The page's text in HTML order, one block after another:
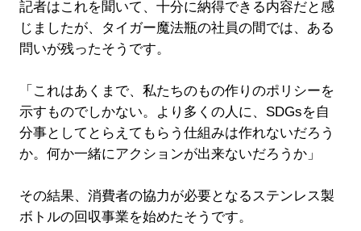
記者はこれを聞いて、十分に納得できる内容だと感
じましたが、タイガー魔法瓶の社員の間では、ある
問いが残ったそうです。
「これはあくまで、私たちのもの作りのポリシーを
示すものでしかない。より多くの人に、SDGsを自
分事としてとらえてもらう仕組みは作れないだろう
か。何か一緒にアクションが出来ないだろうか」
その結果、消費者の協力が必要となるステンレス製
ボトルの回収事業を始めたそうです。